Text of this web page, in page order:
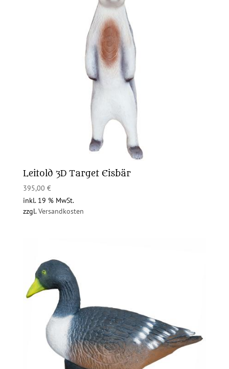
Leitold 3D Target Eisbär
395,00 €
inkl. 19 % MwSt.
zzgl.Versandkosten